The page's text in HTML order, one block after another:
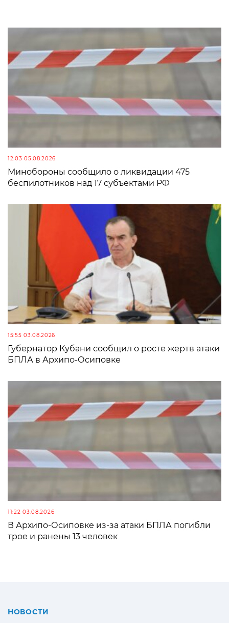
12:03 05.08.2026
Минобороны сообщило о ликвидации 475
беспилотников над 17 субъектами РФ
15:55 03.08.2026
Губернатор Кубани сообщил о росте жертв атаки
БПЛА в Архипо-Осиповке
11:22 03.08.2026
В Архипо-Осиповке из-за атаки БПЛА погибли
трое и ранены 13 человек
НОВОСТИ